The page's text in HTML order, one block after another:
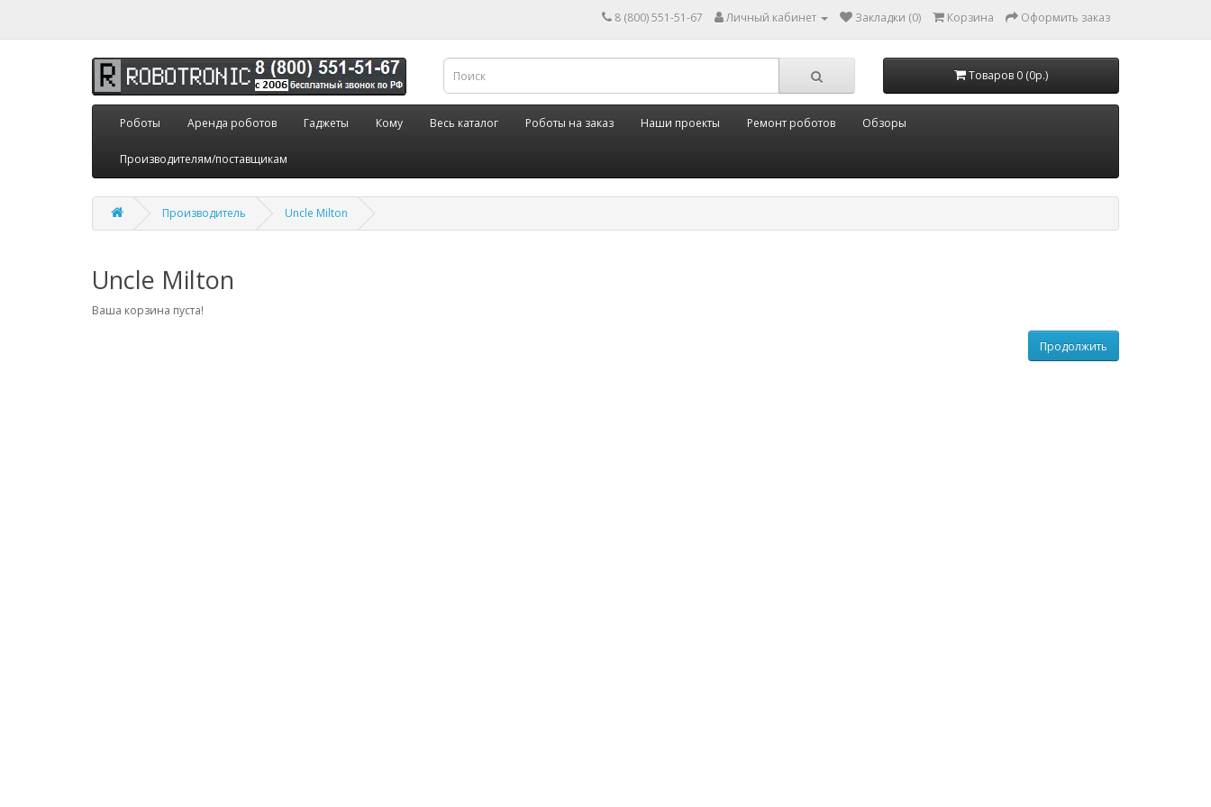
8 (800) 551-51-67 Личный кабинет Закладки (0) Корзина Оформить заказ
Товаров 0 (0р.)
Роботы Аренда роботов Гаджеты Кому Весь каталог Роботы на заказ Наши проекты Ремонт роботов Обзоры
Производителям/поставщикам
Производитель Uncle Milton
Uncle Milton
Ваша корзина пуста!
Продолжить